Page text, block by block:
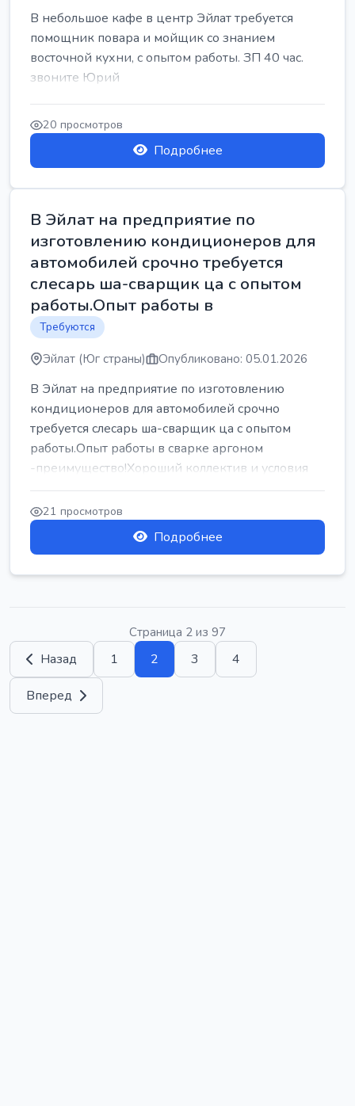
В небольшое кафе в центр Эйлат требуется
помощник повара и мойщик со знанием
восточной кухни, с опытом работы. ЗП 40 час.
звоните Юрий
20 просмотров
Подробнее
В Эйлат на предприятие по
изготовлению кондиционеров для
автомобилей срочно требуется
слесарь ша-сварщик ца с опытом
работы.Опыт работы в
Требуются
Эйлат (Юг страны) Опубликовано: 05.01.2026
В Эйлат на предприятие по изготовлению
кондиционеров для автомобилей срочно
требуется слесарь ша-сварщик ца с опытом
работы.Опыт работы в сварке аргоном
-преимущество!Хороший коллектив и условия
труда...
21 просмотров
Подробнее
Страница 2 из 97
Назад 1 2 3 4
Вперед